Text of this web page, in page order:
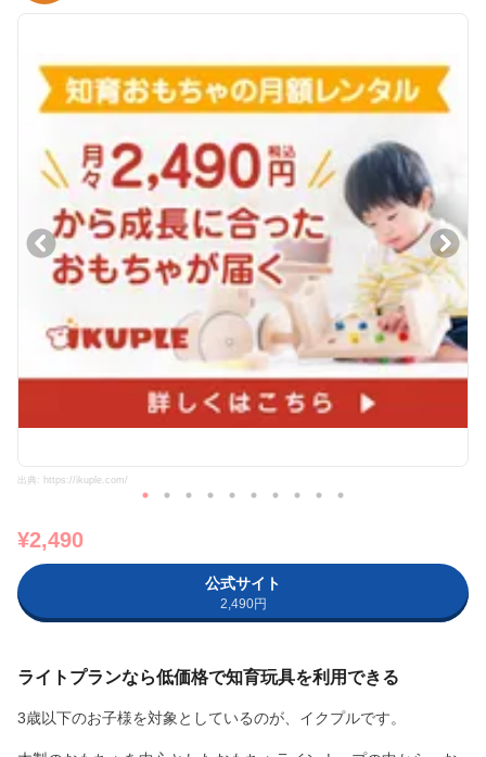
出典: https://ikuple.com/
¥2,490
公式サイト
2,490円
ライトプランなら低価格で知育玩具を利用できる
3歳以下のお子様を対象としているのが、イクプルです。